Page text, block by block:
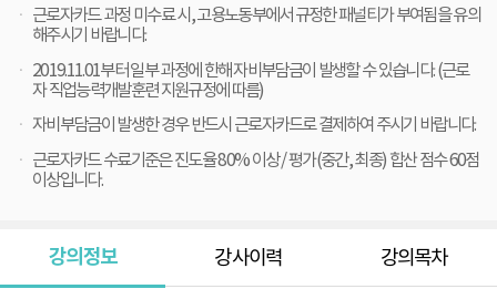
근로자카드 과정 미수료 시, 고용노동부에서 규정한 패널티가 부여됨을 유의
해주시기 바랍니다.
2019.11.01부터 일부 과정에 한해 자비부담금이 발생할 수 있습니다. (근로
자 직업능력개발훈련 지원규정에 따름)
자비부담금이 발생한 경우 반드시 근로자카드로 결제하여 주시기 바랍니다.
근로자카드 수료기준은 진도율 80% 이상 / 평가(중간, 최종) 합산 점수 60점
이상입니다.
강의정보 강사이력 강의목차